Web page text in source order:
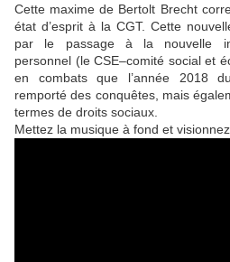
Cette maxime de Bertolt Brecht
état d’esprit à la CGT. Cette
par le passage à la nouvelle
personnel (le CSE–comité social et
en combats que l’année 2018
remporté des conquêtes, mais
termes de droits sociaux.
Mettez la musique à fond et